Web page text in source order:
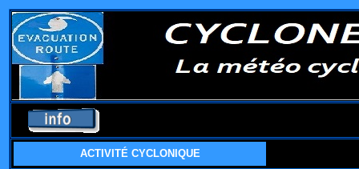
ACTIVITÉ CYCLONIQUE